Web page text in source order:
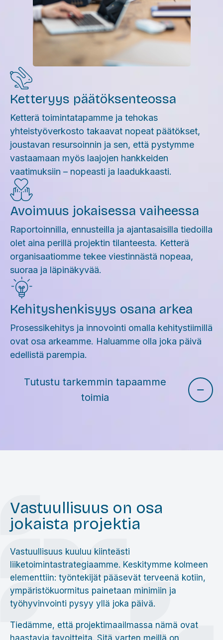
Ketteryys päätöksenteossa
Ketterä toimintatapamme ja tehokas
yhteistyöverkosto takaavat nopeat päätökset,
joustavan resursoinnin ja sen, että pystymme
vastaamaan myös laajojen hankkeiden
vaatimuksiin – nopeasti ja laadukkaasti.
Avoimuus jokaisessa vaiheessa
Raportoinnilla, ennusteilla ja ajantasaisilla tiedoilla
olet aina perillä projektin tilanteesta. Ketterä
organisaatiomme tekee viestinnästä nopeaa,
suoraa ja läpinäkyvää.
Kehityshenkisyys osana arkea
Prosessikehitys ja innovointi omalla kehitystiimillä
ovat osa arkeamme. Haluamme olla joka päivä
edellistä parempia.
Tutustu tarkemmin tapaamme
toimia
Vastuullisuus on osa
jokaista projektia
Vastuullisuus kuuluu kiinteästi
liiketoimintastrategiaamme. Keskitymme kolmeen
elementtiin: työntekijät pääsevät terveenä kotiin,
ympäristökuormitus painetaan minimiin ja
työhyvinvointi pysyy yllä joka päivä.
Tiedämme, että projektimaailmassa nämä ovat